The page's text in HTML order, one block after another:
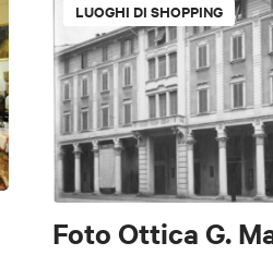
LUOGHI DI SHOPPING
Foto Ottica G.
Sport e Motori